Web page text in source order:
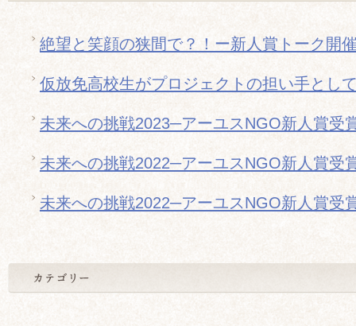
絶望と笑顔の狭間で？！ー新人賞トーク開
仮放免高校生がプロジェクトの担い手とし
未来への挑戦2023─アーユスNGO新人賞受
未来への挑戦2022─アーユスNGO新人賞受
未来への挑戦2022─アーユスNGO新人賞受